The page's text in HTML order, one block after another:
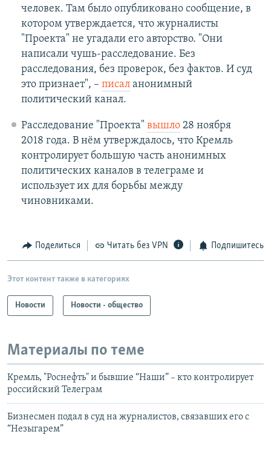
человек. Там было опубликовано сообщение, в
котором утверждается, что журналисты
"Проекта" не угадали его авторство. "Они
написали чушь-расследование. Без
расследования, без проверок, без фактов. И суд
это признает", – писаланонимный
политический канал.
Расследование "Проекта" вышло28 ноября
2018 года. В нём утверждалось, что Кремль
контролирует большую часть анонимных
политических каналов в телеграме и
использует их для борьбы между
чиновниками.
Поделиться Читать без VPN Подпишитесь
Этот контент также в категориях
Новости Новости - общество
Материалы по теме
Кремль, "Роснефть" и бывшие “Наши” – кто контролирует
российский Телеграм
Бизнесмен подал в суд на журналистов, связавших его с
“Незыгарем”